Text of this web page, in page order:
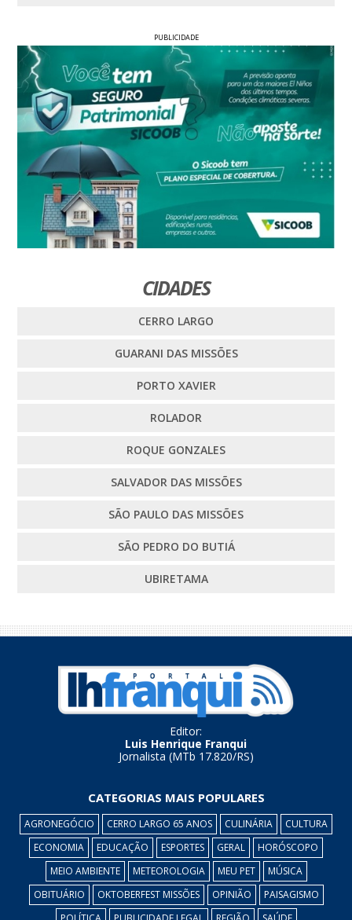
PUBLICIDADE
CIDADES
CERRO LARGO
GUARANI DAS MISSÕES
PORTO XAVIER
ROLADOR
ROQUE GONZALES
SALVADOR DAS MISSÕES
SÃO PAULO DAS MISSÕES
SÃO PEDRO DO BUTIÁ
UBIRETAMA
Editor:
Luis Henrique Franqui
Jornalista (MTb 17.820/RS)
CATEGORIAS MAIS POPULARES
AGRONEGÓCIO CERRO LARGO 65 ANOS CULINÁRIA
CULTURA
ECONOMIA
EDUCAÇÃO ESPORTES GERAL
HORÓSCOPO
MEIO AMBIENTE
METEOROLOGIA MEU PET
MÚSICA
OBITUÁRIO
OKTOBERFEST MISSÕES OPINIÃO
PAISAGISMO